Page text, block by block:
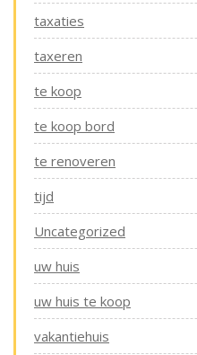
taxaties
taxeren
te koop
te koop bord
te renoveren
tijd
Uncategorized
uw huis
uw huis te koop
vakantiehuis